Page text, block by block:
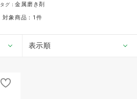
タグ：金属磨き剤
対象商品： 1 件
表示順